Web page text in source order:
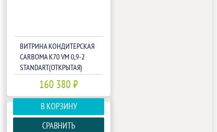
ВИТРИНА КОНДИТЕРСКАЯ
CARBOMA K70 VM 0,9-2
STANDART(ОТКРЫТАЯ)
(П0000008002)
160 380 ₽
В КОРЗИНУ
СРАВНИТЬ